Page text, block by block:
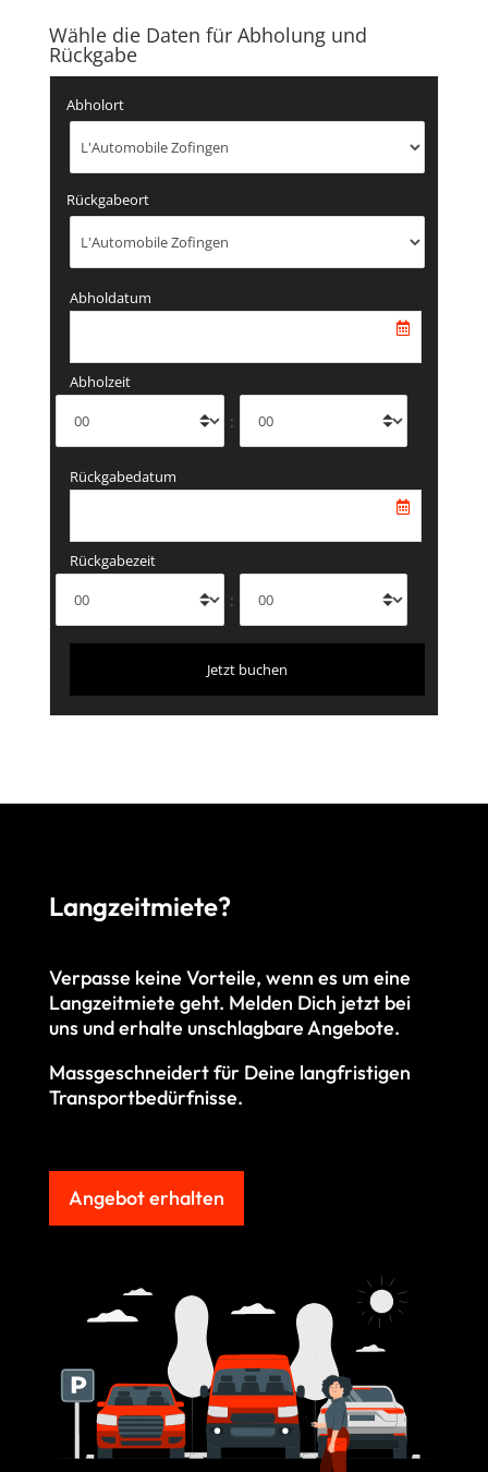
Wähle die Daten für Abholung und
Rückgabe
Abholort
Rückgabeort
Abholdatum
Abholzeit
:
Rückgabedatum
Rückgabezeit
:
Langzeitmiete?
Verpasse keine Vorteile, wenn es um eine
Langzeitmiete geht. Melden Dich jetzt bei
uns und erhalte unschlagbare Angebote.
Massgeschneidert für Deine langfristigen
Transportbedürfnisse.
Angebot erhalten